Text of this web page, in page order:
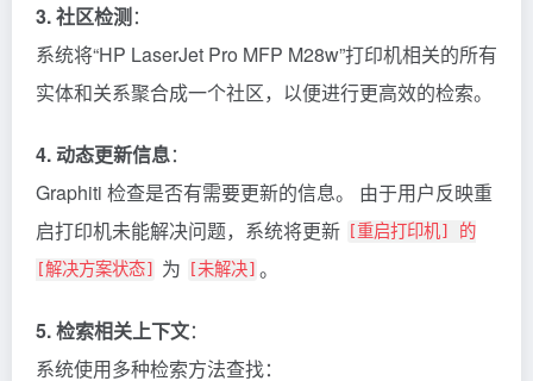
3. 社区检测：
系统将“HP LaserJet Pro MFP M28w”打印机相关的所有
实体和关系聚合成一个社区，以便进行更高效的检索。
4. 动态更新信息：
Graphiti 检查是否有需要更新的信息。 由于用户反映重
启打印机未能解决问题，系统将更新
[重启打印机] 的
[解决方案状态]
为 [未解决] 。
5. 检索相关上下文：
系统使用多种检索方法查找：